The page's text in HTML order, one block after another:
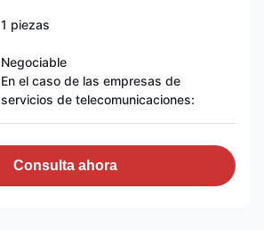
1 piezas
Negociable
En el caso de las empresas de
servicios de telecomunicaciones:
Consulta ahora